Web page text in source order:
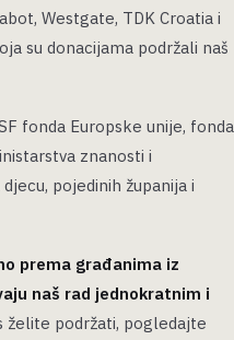
Westgate, TDK Croatia i
su donacijama podržali naš
fonda Europske unije, fonda
znanosti i
pojedinih županija i
prema građanima iz
naš rad jednokratnim i
želite podržati, pogledajte